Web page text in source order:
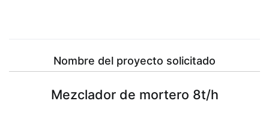
Nombre del proyecto solicitado
Mezclador de mortero 8t/h